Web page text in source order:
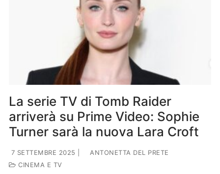
La serie TV di Tomb Raider
arriverà su Prime Video: Sophie
Turner sarà la nuova Lara Croft
7 SETTEMBRE 2025
ANTONETTA DEL PRETE
CINEMA E TV